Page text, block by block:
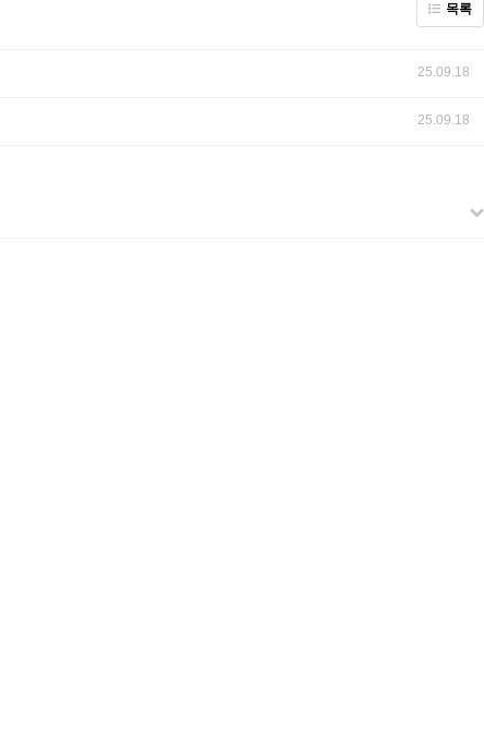
목록
25.09.18
25.09.18